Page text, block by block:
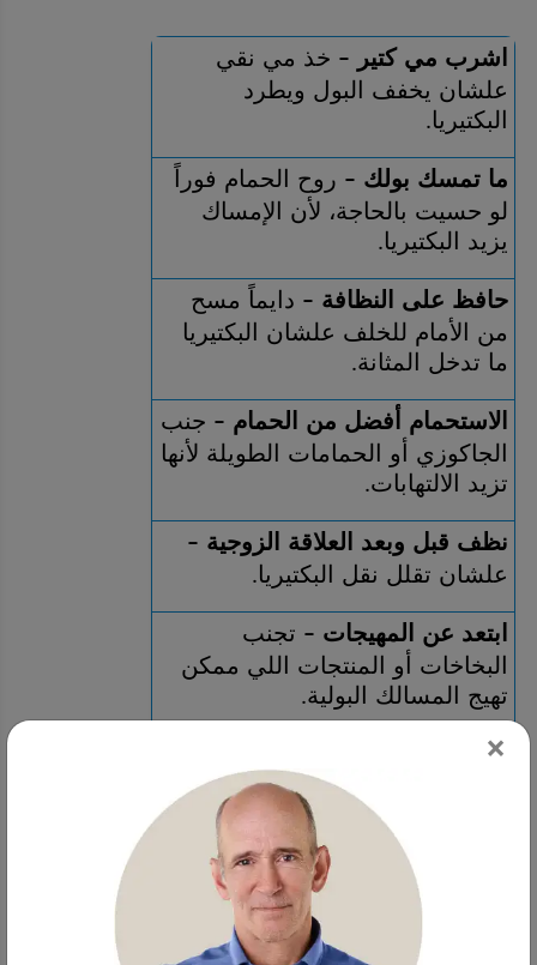
اشرب مي كتير –
البكتيريا.
ما تمسك بولك –
يزيد البكتيريا.
حافظ على النظافة –
ما تدخل المثانة.
الاستحمام أفضل من الحمام –
تزيد الالتهابات.
نظف قبل وبعد العلاقة الزوجية –
علشان تقلل نقل البكتيريا.
ابتعد عن المهيجات –
تهيج المسالك البولية.
جرب البيديه
أنظف من المسح بالورق.
كل أطعمة مخمرة –
وغيرها علشان تدعم البكتيريا
×